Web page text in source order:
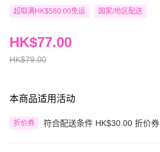
超取满HK$580.00免运 国家/地区配送
HK$79.00
HK$77.00
本商品适用活动
折价券 符合配送条件 HK$30.00 折价券